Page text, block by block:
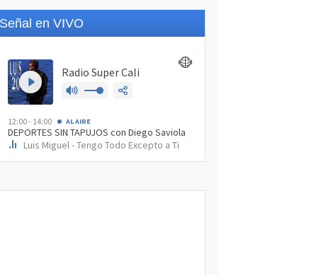
Señal en VIVO